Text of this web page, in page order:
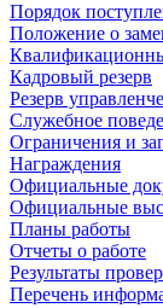
Порядок
Положение о
Кадровый резерв
Резерв
Служебное
Ограничения и
Награждения
Официальные
Официальные
Планы работы
Отчеты о работе
Результаты
Перечень